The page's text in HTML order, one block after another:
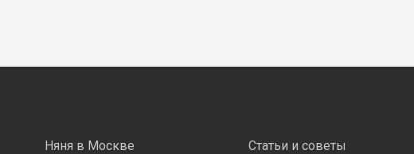
Няня в Москве Статьи и советы